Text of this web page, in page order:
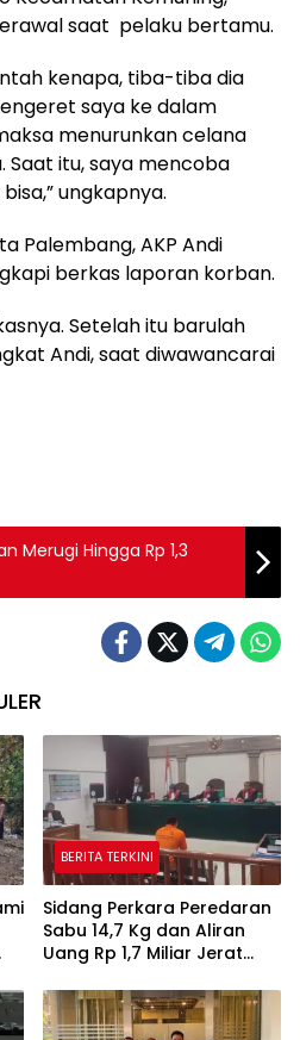
saat pelaku bertamu.
kenapa, tiba-tiba dia
saya ke dalam
menurunkan celana
Saat itu, saya mencoba
ungkapnya.
Palembang, AKP Andi
berkas laporan korban.
Setelah itu barulah
Andi, saat diwawancarai
Merugi Hingga Rp 1,3
BERITA TERKINI
Sidang Perkara Peredaran
Sabu 14,7 Kg dan Aliran
Uang Rp 1,7 Miliar Jerat